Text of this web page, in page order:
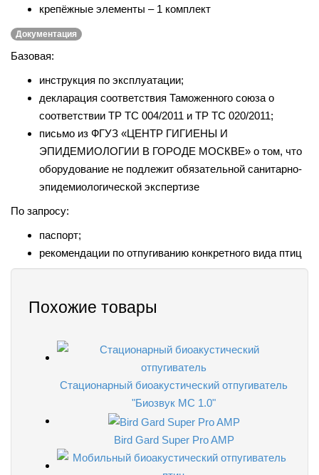
крепёжные элементы – 1 комплект
Документация
Базовая:
инструкция по эксплуатации;
декларация соответствия Таможенного союза о
соответствии ТР ТС 004/2011 и ТР ТС 020/2011;
письмо из ФГУЗ «ЦЕНТР ГИГИЕНЫ И
ЭПИДЕМИОЛОГИИ В ГОРОДЕ МОСКВЕ» о том, что
оборудование не подлежит обязательной санитарно-
эпидемиологической экспертизе
По запросу:
паспорт;
рекомендации по отпугиванию конкретного вида птиц
Похожие товары
Стационарный биоакустический отпугиватель
"Биозвук МС 1.0"
Bird Gard Super Pro AMP